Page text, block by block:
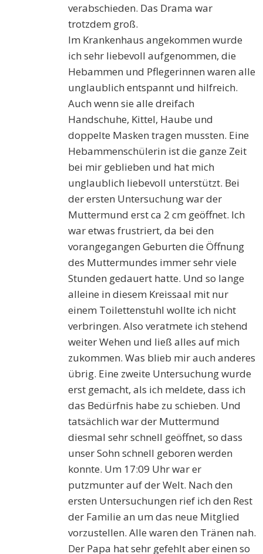
verabschieden. Das Drama war
trotzdem groß.
Im Krankenhaus angekommen wurde
ich sehr liebevoll aufgenommen, die
Hebammen und Pflegerinnen waren alle
unglaublich entspannt und hilfreich.
Auch wenn sie alle dreifach
Handschuhe, Kittel, Haube und
doppelte Masken tragen mussten. Eine
Hebammenschülerin ist die ganze Zeit
bei mir geblieben und hat mich
unglaublich liebevoll unterstützt. Bei
der ersten Untersuchung war der
Muttermund erst ca 2 cm geöffnet. Ich
war etwas frustriert, da bei den
vorangegangen Geburten die Öffnung
des Muttermundes immer sehr viele
Stunden gedauert hatte. Und so lange
alleine in diesem Kreissaal mit nur
einem Toilettenstuhl wollte ich nicht
verbringen. Also veratmete ich stehend
weiter Wehen und ließ alles auf mich
zukommen. Was blieb mir auch anderes
übrig. Eine zweite Untersuchung wurde
erst gemacht, als ich meldete, dass ich
das Bedürfnis habe zu schieben. Und
tatsächlich war der Muttermund
diesmal sehr schnell geöffnet, so dass
unser Sohn schnell geboren werden
konnte. Um 17:09 Uhr war er
putzmunter auf der Welt. Nach den
ersten Untersuchungen rief ich den Rest
der Familie an um das neue Mitglied
vorzustellen. Alle waren den Tränen nah.
Der Papa hat sehr gefehlt aber einen so